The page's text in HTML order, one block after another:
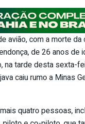
avião, com a morte da
de 26 anos de
na tarde desta sexta-
caiu rumo a Minas
quatro pessoas,